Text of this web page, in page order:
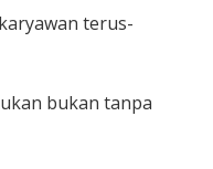
terus-
bukan tanpa